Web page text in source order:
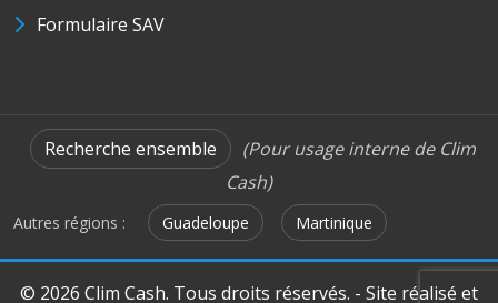
Formulaire SAV
Recherche ensemble
(Pour usage interne de Clim
Cash)
Autres régions : Guadeloupe Martinique
© 2026 Clim Cash. Tous droits réservés. - Site réalisé et